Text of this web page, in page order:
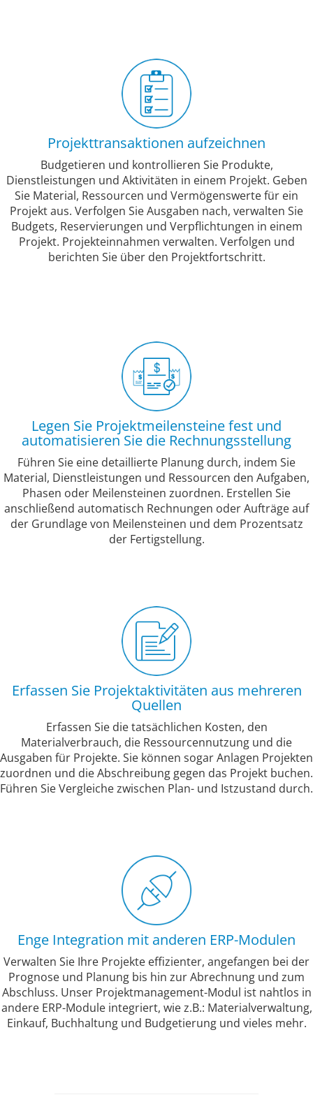
Projekttransaktionen aufzeichnen
Budgetieren und kontrollieren Sie Produkte,
Dienstleistungen und Aktivitäten in einem Projekt. Geben
Sie Material, Ressourcen und Vermögenswerte für ein
Projekt aus. Verfolgen Sie Ausgaben nach, verwalten Sie
Budgets, Reservierungen und Verpflichtungen in einem
Projekt. Projekteinnahmen verwalten. Verfolgen und
berichten Sie über den Projektfortschritt.
Legen Sie Projektmeilensteine fest und
automatisieren Sie die Rechnungsstellung
Führen Sie eine detaillierte Planung durch, indem Sie
Material, Dienstleistungen und Ressourcen den Aufgaben,
Phasen oder Meilensteinen zuordnen. Erstellen Sie
anschließend automatisch Rechnungen oder Aufträge auf
der Grundlage von Meilensteinen und dem Prozentsatz
der Fertigstellung.
Erfassen Sie Projektaktivitäten aus mehreren
Quellen
Erfassen Sie die tatsächlichen Kosten, den
Materialverbrauch, die Ressourcennutzung und die
Ausgaben für Projekte. Sie können sogar Anlagen Projekten
zuordnen und die Abschreibung gegen das Projekt buchen.
Führen Sie Vergleiche zwischen Plan- und Istzustand durch.
Enge Integration mit anderen ERP-Modulen
Verwalten Sie Ihre Projekte effizienter, angefangen bei der
Prognose und Planung bis hin zur Abrechnung und zum
Abschluss. Unser Projektmanagement-Modul ist nahtlos in
andere ERP-Module integriert, wie z.B.: Materialverwaltung,
Einkauf, Buchhaltung und Budgetierung und vieles mehr.